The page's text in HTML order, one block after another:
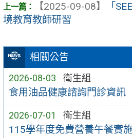
相關公告
2026-08-03 衛生組
食用油品健康諮詢門診資訊
2026-07-01 衛生組
115學年度免費營養午餐實
【2025-09-08】
「
境教育教師研習